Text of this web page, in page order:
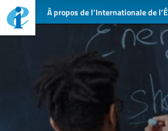
À propos de l’Internationale de